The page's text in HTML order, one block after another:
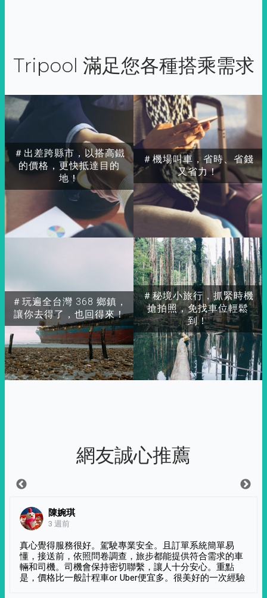
Tripool 滿足您各種搭乘需求
＃出差跨縣市，以搭高鐵
的價格，更快抵達目的
地！
＃玩遍全台灣 368 鄉鎮，
讓你去得了，也回得來！
＃秘境小旅行，抓緊時機
搶拍照，免找車位輕鬆
到！
＃機場叫車，省時、省錢
又省力！
網友誠心推薦
陳婉琪
3 週前
真心覺得服務很好。駕駛專業安全。且訂單系統簡單易
懂，接送前，依照問卷調查，旅步都能提供符合需求的車
輛和司機。司機會保持密切聯繫，讓人十分安心。重點
是，價格比一般計程車or Uber便宜多。很美好的一次經驗